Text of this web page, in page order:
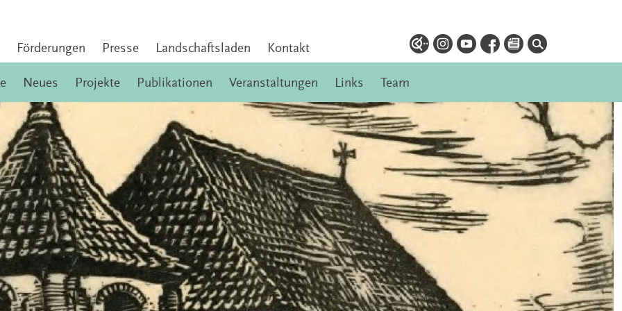
Förderungen Presse Landschaftsladen Kontakt
Neues Projekte Publikationen Veranstaltungen Links Team